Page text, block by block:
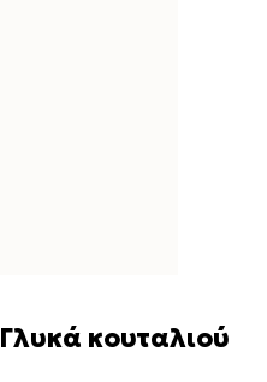
Γλυκά κουταλιού